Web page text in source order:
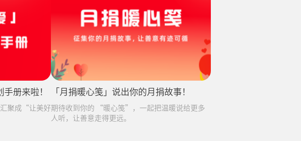
册来啦！
聚成“让美好
「月捐暖心笺」说出你的月捐故事！
期待收到你的 “暖心笺”，一起把温暖说给更多
人听，让善意走得更远。